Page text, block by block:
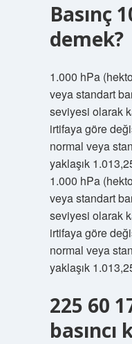
Basınç
demek?
1.000 hPa
veya standart
seviyesi olarak
irtifaya göre
normal veya
yaklaşık
1.000 hPa
veya standart
seviyesi olarak
irtifaya göre
normal veya
yaklaşık
225 60
basıncı